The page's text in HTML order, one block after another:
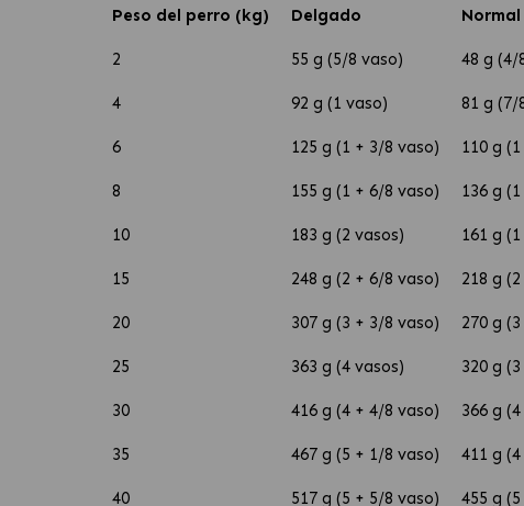
Peso del perro (kg) Delgado Normal
2 55 g (5/8 vaso) 48 g (4/
4 92 g (1 vaso) 81 g (7/
6 125 g (1 + 3/8 vaso) 110 g
8 155 g (1 + 6/8 vaso) 136 g
10 183 g (2 vasos) 161 g
15 248 g (2 + 6/8 vaso) 218 g
20 307 g (3 + 3/8 vaso) 270 g
25 363 g (4 vasos) 320 g
30 416 g (4 + 4/8 vaso) 366 g
35 467 g (5 + 1/8 vaso) 411 g
40 517 g (5 + 5/8 vaso) 455 g